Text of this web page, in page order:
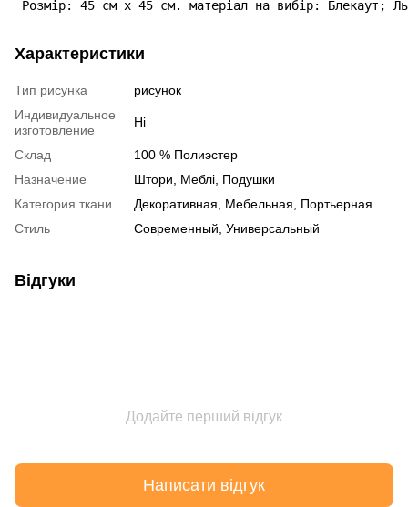
Розмір: 45 см х 45 см. матеріал на вибір: Блекаут;
Характеристики
Тип рисунка
рисунок
Индивидуальное
изготовление
Ні
Склад
100 % Полиэстер
Назначение
Штори, Меблі, Подушки
Категория ткани
Декоративная, Мебельная, Портьерная
Стиль
Современный, Универсальный
Відгуки
Додайте перший відгук
Написати відгук